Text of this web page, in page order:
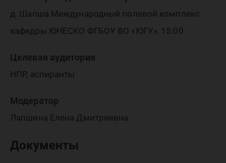
д. Шапша Международный полевой комплекс
кафедры ЮНЕСКО ФГБОУ ВО «ЮГУ», 15:00
Целевая аудитория
НПР, аспиранты
Модератор
Лапшина Елена Дмитриевна
Документы